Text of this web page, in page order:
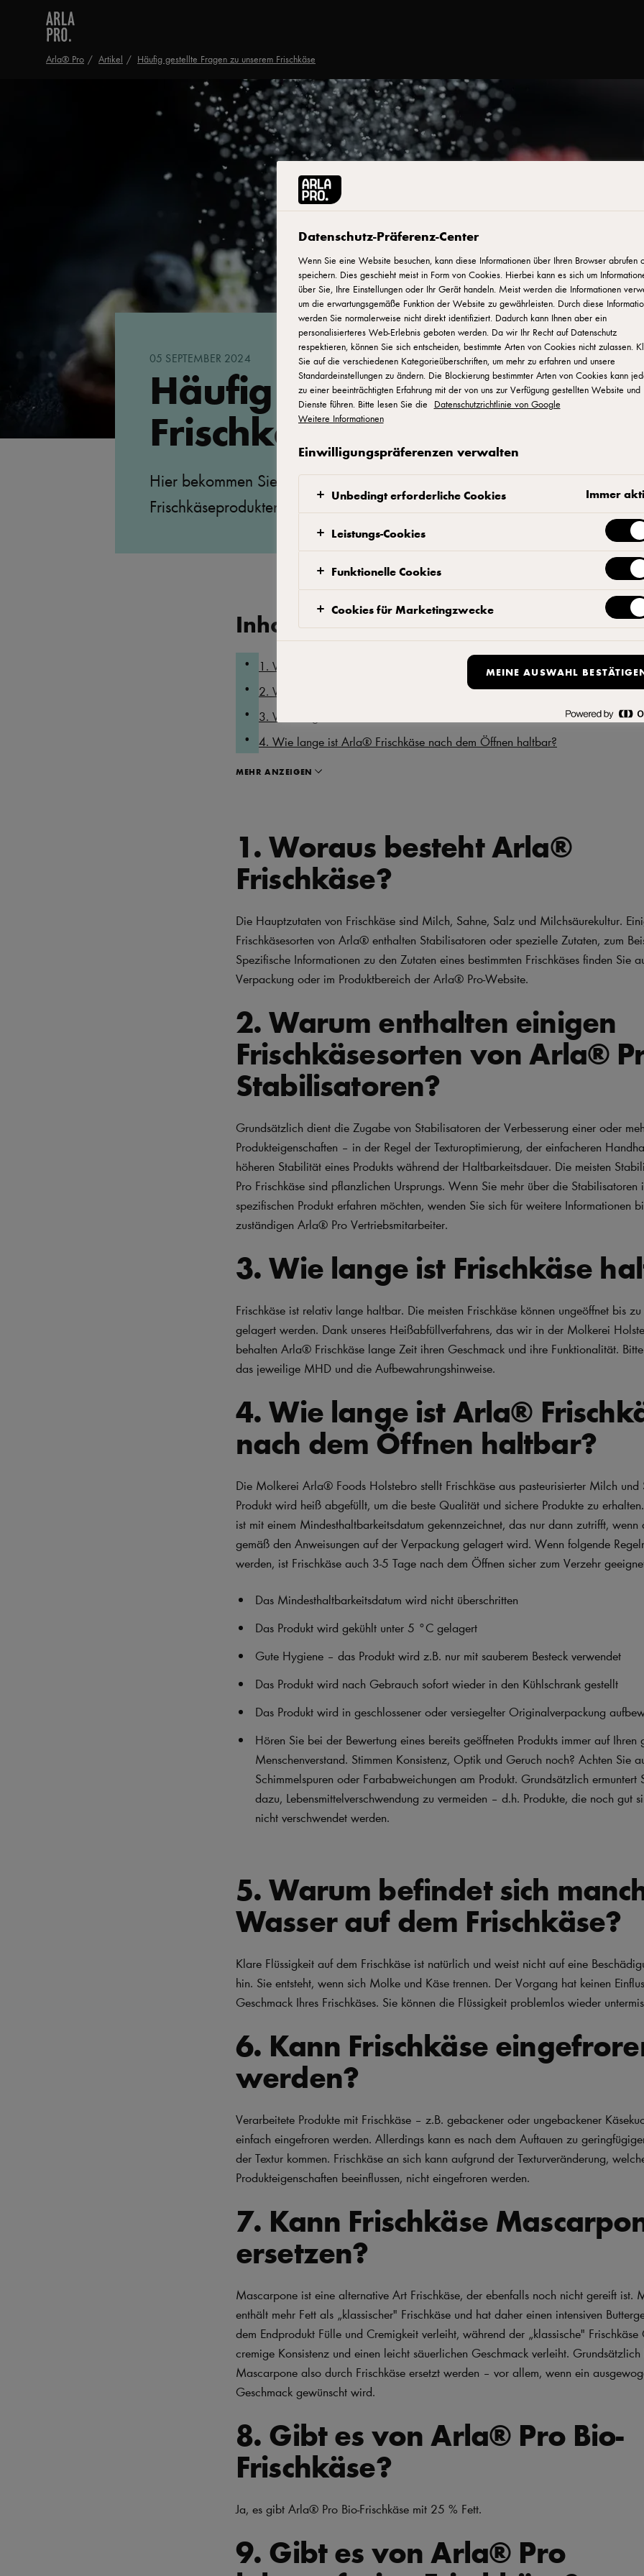
Arla® Pro Artikel Häufig gestellte Fragen zu unserem Frischkäse
05 SEPTEMBER 2024
Häufig gestellte Fragen zu
Frischkäse
Hier bekommen Sie Antworten auf alle FAQs zu Frischkäse und speziell
Frischkäseprodukten – von den Zutaten über Haltbarkeit und Lagerung bis
Inhalt
1. Woraus besteht Arla® Frischkäse?
2. Warum enthalten einigen Frischkäsesorten von Arla® Pro Stabilisatoren?
3. Wie lange ist Frischkäse haltbar?
4. Wie lange ist Arla® Frischkäse nach dem Öffnen haltbar?
MEHR ANZEIGEN
1. Woraus besteht Arla®
Frischkäse?
Die Hauptzutaten von Frischkäse sind Milch, Sahne, Salz und Milchsäurekultur.
Frischkäsesorten von Arla® enthalten Stabilisatoren oder spezielle Zutaten, zum
Spezifische Informationen zu den Zutaten eines bestimmten Frischkäses finden Sie
Verpackung oder im Produktbereich der Arla® Pro-Website.
2. Warum enthalten einigen
Frischkäsesorten von Arla®
Stabilisatoren?
Grundsätzlich dient die Zugabe von Stabilisatoren der Verbesserung einer oder
Produkteigenschaften – in der Regel der Texturoptimierung, der einfacheren
höheren Stabilität eines Produkts während der Haltbarkeitsdauer. Die meisten
Pro Frischkäse sind pflanzlichen Ursprungs. Wenn Sie mehr über die Stabilisatoren
spezifischen Produkt erfahren möchten, wenden Sie sich für weitere Informationen
zuständigen Arla® Pro Vertriebsmitarbeiter.
3. Wie lange ist Frischkäse
Frischkäse ist relativ lange haltbar. Die meisten Frischkäse können ungeöffnet bis
gelagert werden. Dank unseres Heißabfüllverfahrens, das wir in der Molkerei
behalten Arla® Frischkäse lange Zeit ihren Geschmack und ihre Funktionalität.
das jeweilige MHD und die Aufbewahrungshinweise.
4. Wie lange ist Arla®
nach dem Öffnen haltbar?
Die Molkerei Arla® Foods Holstebro stellt Frischkäse aus pasteurisierter Milch und
Produkt wird heiß abgefüllt, um die beste Qualität und sichere Produkte zu
ist mit einem Mindesthaltbarkeitsdatum gekennzeichnet, das nur dann zutrifft, wenn
gemäß den Anweisungen auf der Verpackung gelagert wird. Wenn folgende
werden, ist Frischkäse auch 3-5 Tage nach dem Öffnen sicher zum Verzehr
Das Mindesthaltbarkeitsdatum wird nicht überschritten
Das Produkt wird gekühlt unter 5 °C gelagert
Gute Hygiene – das Produkt wird z.B. nur mit sauberem Besteck verwendet
Das Produkt wird nach Gebrauch sofort wieder in den Kühlschrank gestellt
Das Produkt wird in geschlossener oder versiegelter Originalverpackung
Hören Sie bei der Bewertung eines bereits geöffneten Produkts immer auf Ihren
Menschenverstand. Stimmen Konsistenz, Optik und Geruch noch? Achten Sie
Schimmelspuren oder Farbabweichungen am Produkt. Grundsätzlich
dazu, Lebensmittelverschwendung zu vermeiden – d.h. Produkte, die noch gut
nicht verschwendet werden.
5. Warum befindet sich
Wasser auf dem Frischkäse?
Klare Flüssigkeit auf dem Frischkäse ist natürlich und weist nicht auf eine
hin. Sie entsteht, wenn sich Molke und Käse trennen. Der Vorgang hat keinen
Geschmack Ihres Frischkäses. Sie können die Flüssigkeit problemlos wieder
6. Kann Frischkäse
werden?
Verarbeitete Produkte mit Frischkäse – z.B. gebackener oder ungebackener
einfach eingefroren werden. Allerdings kann es nach dem Auftauen zu
der Textur kommen. Frischkäse an sich kann aufgrund der Texturveränderung,
Produkteigenschaften beeinflussen, nicht eingefroren werden.
7. Kann Frischkäse
ersetzen?
Mascarpone ist eine alternative Art Frischkäse, der ebenfalls noch nicht gereift ist.
enthält mehr Fett als „klassischer" Frischkäse und hat daher einen intensiven
dem Endprodukt Fülle und Cremigkeit verleiht, während der „klassische"
cremige Konsistenz und einen leicht säuerlichen Geschmack verleiht. Grundsätzlich
Mascarpone also durch Frischkäse ersetzt werden – vor allem, wenn ein
Geschmack gewünscht wird.
8. Gibt es von Arla® Pro Bio-
Frischkäse?
Ja, es gibt Arla® Pro Bio-Frischkäse mit 25 % Fett.
9. Gibt es von Arla® Pro
Datenschutz-Präferenz-Center
Wenn Sie eine Website besuchen, kann diese Informationen über Ihren Browser abrufen
speichern. Dies geschieht meist in Form von Cookies. Hierbei kann es sich um
über Sie, Ihre Einstellungen oder Ihr Gerät handeln. Meist werden die Informationen
um die erwartungsgemäße Funktion der Website zu gewährleisten. Durch diese
werden Sie normalerweise nicht direkt identifiziert. Dadurch kann Ihnen aber ein
personalisierteres Web-Erlebnis geboten werden. Da wir Ihr Recht auf Datenschutz
respektieren, können Sie sich entscheiden, bestimmte Arten von Cookies nicht zulassen.
Sie auf die verschiedenen Kategorieüberschriften, um mehr zu erfahren und unsere
Standardeinstellungen zu ändern. Die Blockierung bestimmter Arten von Cookies kann
zu einer beeinträchtigten Erfahrung mit der von uns zur Verfügung gestellten Website und
Dienste führen. Bitte lesen Sie die
Datenschutzrichtlinie von Google
Weitere Informationen
Einwilligungspräferenzen verwalten
Unbedingt erforderliche Cookies Immer
Leistungs-Cookies
Funktionelle Cookies
Cookies für Marketingzwecke
MEINE AUSWAHL